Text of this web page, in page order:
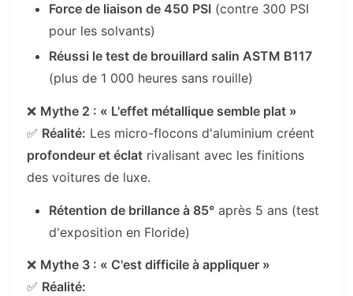
Force de liaison de 450 PSI(contre 300 PSI
pour les solvants)
Réussi le test de brouillard salin ASTM B117
(plus de 1 000 heures sans rouille)
❌ Mythe 2 : « L'effet métallique semble plat »
✅ Réalité: Les micro-flocons d'aluminium créent
profondeur et éclat rivalisant avec les finitions
des voitures de luxe.
Rétention de brillance à 85°après 5 ans (test
d'exposition en Floride)
❌ Mythe 3 : « C'est difficile à appliquer »
✅ Réalité: